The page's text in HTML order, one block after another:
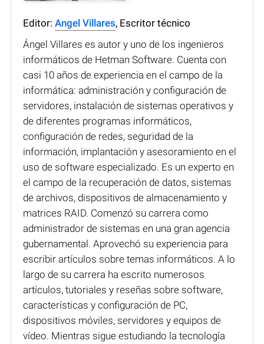
Editor: Angel Villares, Escritor técnico
Ángel Villares es autor y uno de los ingenieros
informáticos de Hetman Software. Cuenta con
casi 10 años de experiencia en el campo de la
informática: administración y configuración de
servidores, instalación de sistemas operativos y
de diferentes programas informáticos,
configuración de redes, seguridad de la
información, implantación y asesoramiento en el
uso de software especializado. Es un experto en
el campo de la recuperación de datos, sistemas
de archivos, dispositivos de almacenamiento y
matrices RAID. Comenzó su carrera como
administrador de sistemas en una gran agencia
gubernamental. Aprovechó su experiencia para
escribir artículos sobre temas informáticos. A lo
largo de su carrera ha escrito numerosos
artículos, tutoriales y reseñas sobre software,
características y configuración de PC,
dispositivos móviles, servidores y equipos de
vídeo. Mientras sigue estudiando la tecnología